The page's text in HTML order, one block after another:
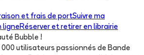
et frais de portSuivre ma
ligneRéserver et retirer en librairie
Bubble !
utilisateurs passionnés de Bande